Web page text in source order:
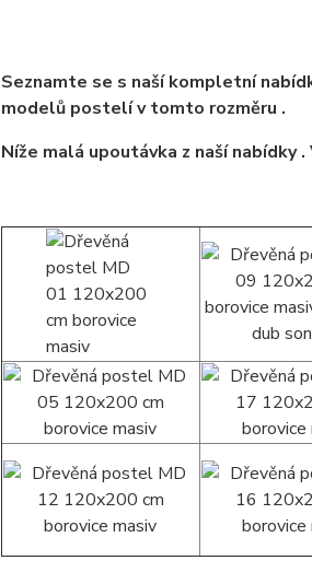
Seznamte se s naší kompletní
modelů postelí v tomto rozměru .
Níže malá upoutávka z naší nabídky